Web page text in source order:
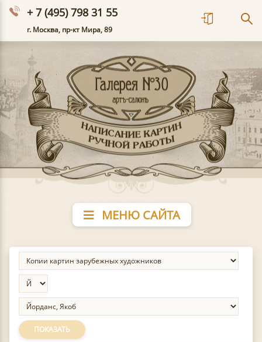
+ 7 (495) 798 31 55
г. Москва, пр-кт Мира, 89
МЕНЮ САЙТА
ПОКАЗАТЬ